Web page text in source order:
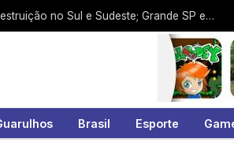
Ciclone-bomba deixa rastro de destruição no Sul e Sudeste; Grande SP escapa dos piores efeitos até o momento
Brasil Esporte